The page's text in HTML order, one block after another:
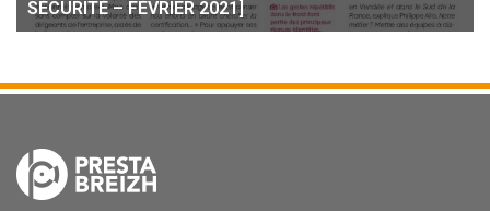
SÉCURITÉ – FÉVRIER 2021]